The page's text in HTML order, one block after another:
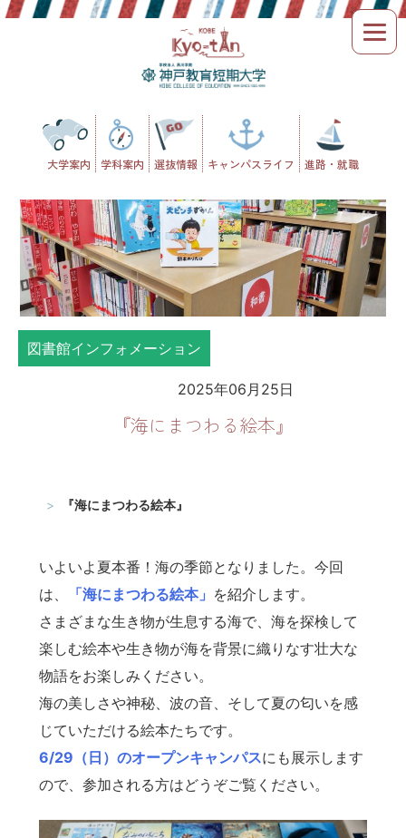
Skip
to
大学案内 学科案内 選抜情報 キャンパスライフ 進路・就職
図書館インフォメーション
2025年06月25日
『海にまつわる絵本』
『海にまつわる絵本』
いよいよ夏本番！海の季節となりました。今回
は、
「海にまつわる絵本」 を紹介します。
さまざまな生き物が生息する海で、海を探検して
楽しむ絵本や生き物が海を背景に織りなす壮大な
物語をお楽しみください。
海の美しさや神秘、波の音、そして夏の匂いを感
じていただける絵本たちです。
6/29（日）のオープンキャンパスにも展示します
ので、参加される方はどうぞご覧ください。